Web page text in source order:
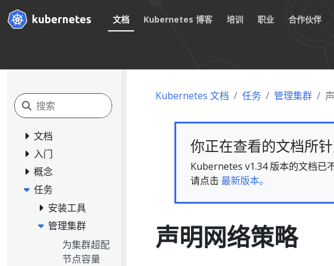
文档 Kubernetes 博客 培训 职业 合作伙伴
文档
入门
概念
任务
安装工具
管理集群
为集群超配
节点容量
Kubernetes 文档 任务 管理集群
你正在查看的文档所
Kubernetes v1.34 版本的文档已
请点击 最新版本。
声明网络策略